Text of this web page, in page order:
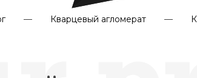
Кварцевый агломерат